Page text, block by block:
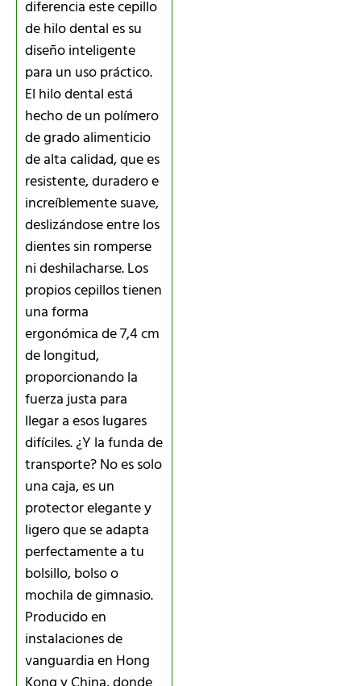
diferencia este cepillo
de hilo dental es su
diseño inteligente
para un uso práctico.
El hilo dental está
hecho de un polímero
de grado alimenticio
de alta calidad, que es
resistente, duradero e
increíblemente suave,
deslizándose entre los
dientes sin romperse
ni deshilacharse. Los
propios cepillos tienen
una forma
ergonómica de 7,4 cm
de longitud,
proporcionando la
fuerza justa para
llegar a esos lugares
difíciles. ¿Y la funda de
transporte? No es solo
una caja, es un
protector elegante y
ligero que se adapta
perfectamente a tu
bolsillo, bolso o
mochila de gimnasio.
Producido en
instalaciones de
vanguardia en Hong